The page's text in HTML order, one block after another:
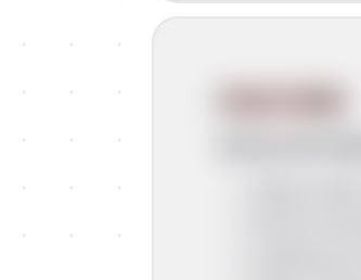
Zbog
Širio je